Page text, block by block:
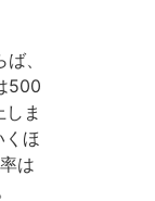
、
500
ま
ほ
は